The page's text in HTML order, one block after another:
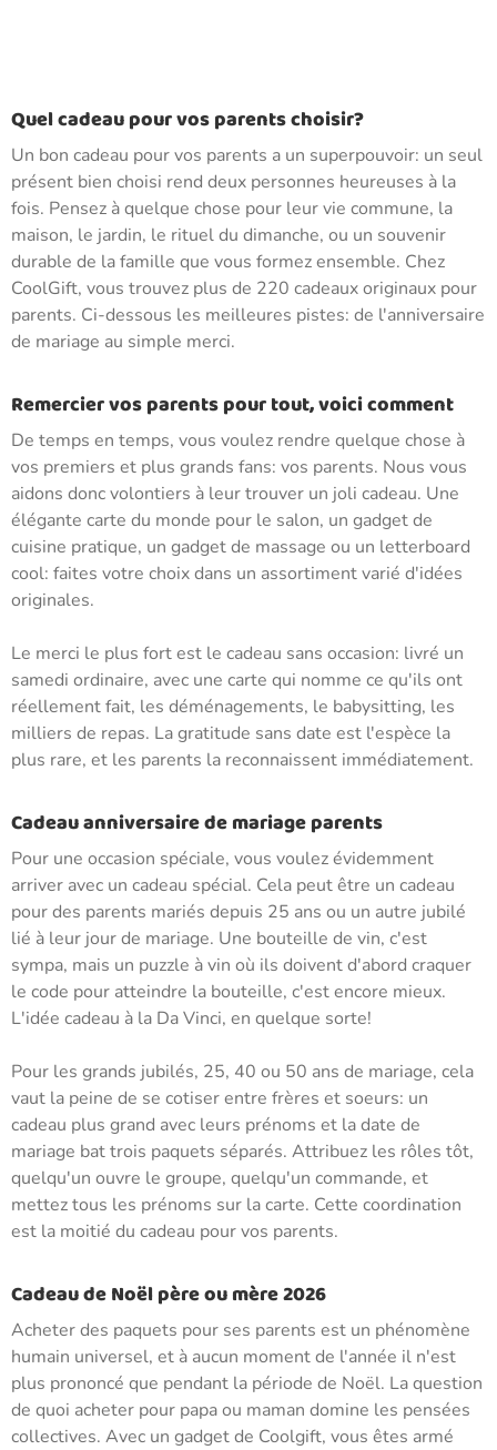
Quel cadeau pour vos parents choisir?
Un bon cadeau pour vos parents a un superpouvoir: un seul
présent bien choisi rend deux personnes heureuses à la
fois. Pensez à quelque chose pour leur vie commune, la
maison, le jardin, le rituel du dimanche, ou un souvenir
durable de la famille que vous formez ensemble. Chez
CoolGift, vous trouvez plus de 220 cadeaux originaux pour
parents. Ci-dessous les meilleures pistes: de l'anniversaire
de mariage au simple merci.
Remercier vos parents pour tout, voici comment
De temps en temps, vous voulez rendre quelque chose à
vos premiers et plus grands fans: vos parents. Nous vous
aidons donc volontiers à leur trouver un joli cadeau. Une
élégante carte du monde pour le salon, un gadget de
cuisine pratique, un gadget de massage ou un letterboard
cool: faites votre choix dans un assortiment varié d'idées
originales.
Le merci le plus fort est le cadeau sans occasion: livré un
samedi ordinaire, avec une carte qui nomme ce qu'ils ont
réellement fait, les déménagements, le babysitting, les
milliers de repas. La gratitude sans date est l'espèce la
plus rare, et les parents la reconnaissent immédiatement.
Cadeau anniversaire de mariage parents
Pour une occasion spéciale, vous voulez évidemment
arriver avec un cadeau spécial. Cela peut être un cadeau
pour des parents mariés depuis 25 ans ou un autre jubilé
lié à leur jour de mariage. Une bouteille de vin, c'est
sympa, mais un puzzle à vin où ils doivent d'abord craquer
le code pour atteindre la bouteille, c'est encore mieux.
L'idée cadeau à la Da Vinci, en quelque sorte!
Pour les grands jubilés, 25, 40 ou 50 ans de mariage, cela
vaut la peine de se cotiser entre frères et soeurs: un
cadeau plus grand avec leurs prénoms et la date de
mariage bat trois paquets séparés. Attribuez les rôles tôt,
quelqu'un ouvre le groupe, quelqu'un commande, et
mettez tous les prénoms sur la carte. Cette coordination
est la moitié du cadeau pour vos parents.
Cadeau de Noël père ou mère 2026
Acheter des paquets pour ses parents est un phénomène
humain universel, et à aucun moment de l'année il n'est
plus prononcé que pendant la période de Noël. La question
de quoi acheter pour papa ou maman domine les pensées
collectives. Avec un gadget de Coolgift, vous êtes armé